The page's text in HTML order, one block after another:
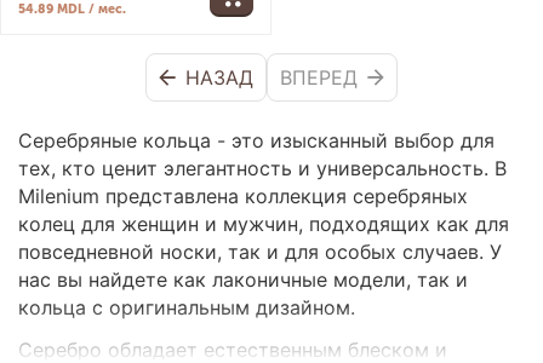
Серебряные кольца - это изысканный выбор для
тех, кто ценит элегантность и универсальность. В
Milenium представлена коллекция серебряных
колец для женщин и мужчин, подходящих как для
повседневной носки, так и для особых случаев. У
нас вы найдете как лаконичные модели, так и
кольца с оригинальным дизайном.
Серебро обладает естественным блеском и
54.89 MDL / мес.
НАЗАД ВПЕРЕД